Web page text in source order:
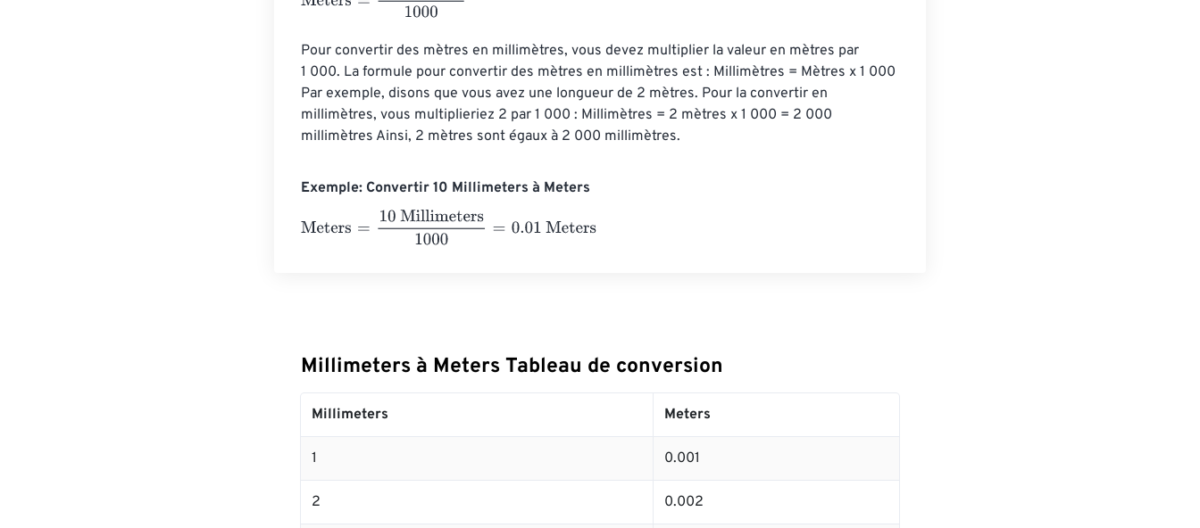
Pour convertir des mètres en millimètres, vous devez multiplier la valeur en mètres par
1 000. La formule pour convertir des mètres en millimètres est : Millimètres = Mètres x 1 000
Par exemple, disons que vous avez une longueur de 2 mètres. Pour la convertir en
millimètres, vous multiplieriez 2 par 1 000 : Millimètres = 2 mètres x 1 000 = 2 000
millimètres Ainsi, 2 mètres sont égaux à 2 000 millimètres.
Exemple: Convertir 10 Millimeters à Meters
Meters
10 Millimeters1000= 0.01 Meters
Millimeters à Meters Tableau de conversion
Millimeters Meters
1 0.001
2 0.002